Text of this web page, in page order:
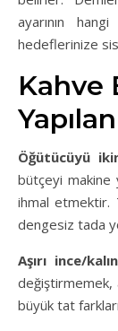
ayarının
hedeflerinize
Kahve
Öğütücüyü
bütçeyi makine
ihmal etmektir.
dengesiz tada
Aşırı ince/
değiştirmemek,
büyük tat